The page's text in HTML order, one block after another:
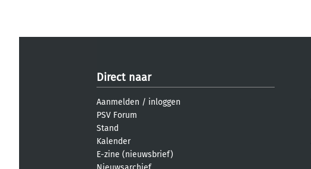
Direct naar
Aanmelden / inloggen
PSV Forum
Stand
Kalender
E-zine (nieuwsbrief)